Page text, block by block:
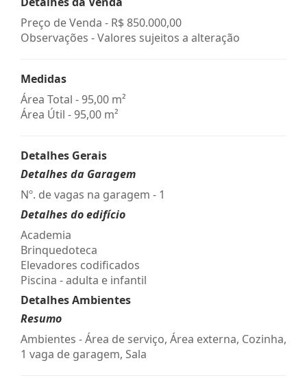
Preço de Venda - R$ 850.000,00
Observações - Valores sujeitos a alteração
Medidas
Área Total - 95,00 m²
Área Útil - 95,00 m²
Detalhes Gerais
Detalhes da Garagem
Nº. de vagas na garagem - 1
Detalhes do edifício
Academia
Brinquedoteca
Elevadores codificados
Piscina - adulta e infantil
Detalhes Ambientes
Resumo
Ambientes - Área de serviço, Área externa, Cozinha,
1 vaga de garagem, Sala